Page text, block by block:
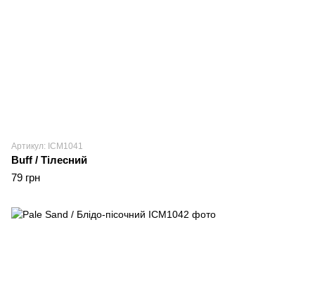
Артикул: ICM1041
Buff / Тілесний
79 грн